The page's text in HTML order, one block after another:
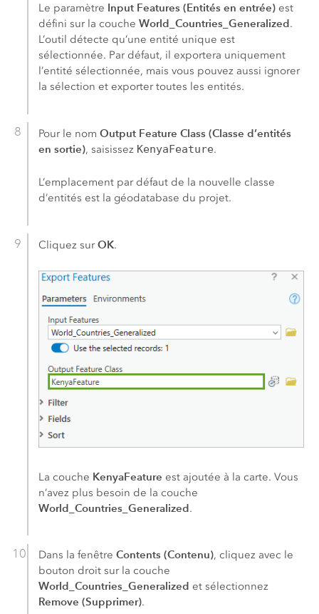
Le paramètre Input Features (Entités en entrée) est
défini sur la coucheWorld_Countries_Generalized.
L’outil détecte qu’une entité unique est
sélectionnée. Par défaut, il exportera uniquement
l’entité sélectionnée, mais vous pouvez aussi ignorer
la sélection et exporter toutes les entités.
Pour le nomOutput Feature Class (Classe d’entités
en sortie), saisissez KenyaFeature.
L’emplacement par défaut de la nouvelle classe
d’entités est la géodatabase du projet.
Cliquez surOK.
La couche KenyaFeature est ajoutée à la carte. Vous
n’avez plus besoin de la couche
World_Countries_Generalized.
Dans la fenêtreContents (Contenu), cliquez avec le
bouton droit sur la couche
World_Countries_Generalized et sélectionnez
Remove (Supprimer).